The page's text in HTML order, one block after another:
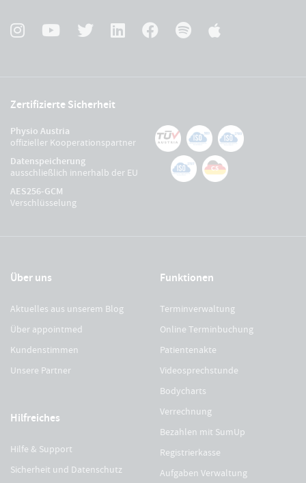
Zertifizierte Sicherheit
Physio Austria
offizieller Kooperationspartner
Datenspeicherung
ausschließlich innerhalb der EU
AES256-GCM
Verschlüsselung
Über uns
Aktuelles aus unserem Blog
Über appointmed
Kundenstimmen
Unsere Partner
Hilfreiches
Hilfe & Support
Sicherheit und Datenschutz
Funktionen
Terminverwaltung
Online Terminbuchung
Patientenakte
Videosprechstunde
Bodycharts
Verrechnung
Bezahlen mit SumUp
Registrierkasse
Aufgaben Verwaltung